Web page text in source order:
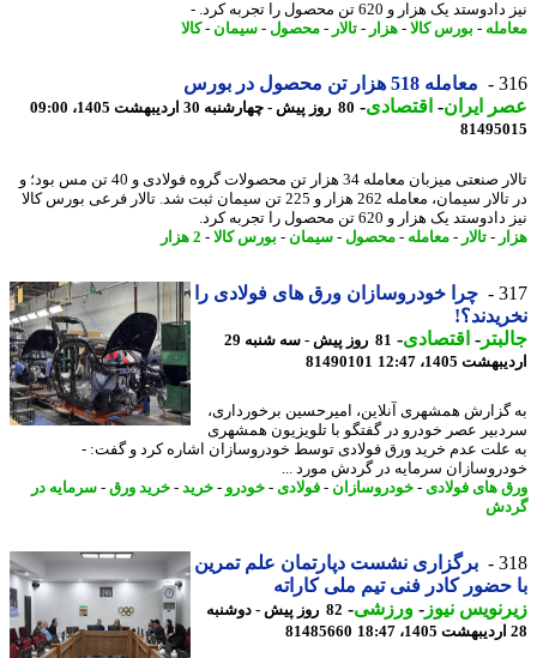
یک هزار و 620 تن محصول را تجربه کرد. -
-بورس کالا-هزار - تالار -محصول-سیمان-کالا
معامله 518 هزار تن محصول در بورس
ایران- اقتصادی-80 روز پیش - چهارشنبه 30 اردیبهشت 1405، 09:00
تالار صنعتی میزبان معامله 34 هزار تن محصولات گروه فولادی و 40 تن مس بود؛ و
در تالار سیمان، معامله 262 هزار و 225 تن سیمان ثبت شد. تالار فرعی بورس کالا
یک هزار و 620 تن محصول را تجربه کرد.
- تالار -معامله-محصول-سیمان-بورس کالا-2 هزار
چرا خودروسازان ورق های فولادی را
-اقتصادی-
81 روز پیش - سه شنبه 29
1405، 12:47
81490101
همشهری آنلاین، امیرحسین برخورداری،
عصر خودرو در گفتگو با تلویزیون همشهری
عدم خرید ورق فولادی توسط خودروسازان اشاره کرد و گفت: -
سرمایه در گردش مورد ...
های فولادی-خودروسازان- فولادی-خودرو-خرید- خرید ورق - سرمایه در
برگزاری نشست دپارتمان علم تمرین
حضور کادر فنی تیم ملی کاراته
نیوز-ورزشی-
82 روز پیش - دوشنبه
81485660